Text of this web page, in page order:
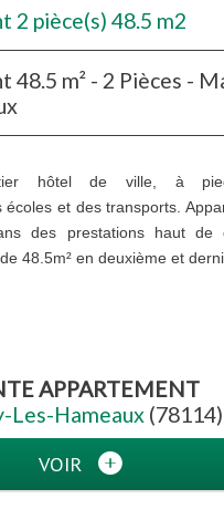
2 pièce(s) 48.5 m2
48.5 m² - 2 Pièces -
hôtel de ville, à
écoles et des transports.
des prestations haut de
48.5m² en deuxième et
APPARTEMENT
Les-Hameaux (78114)
VOIR